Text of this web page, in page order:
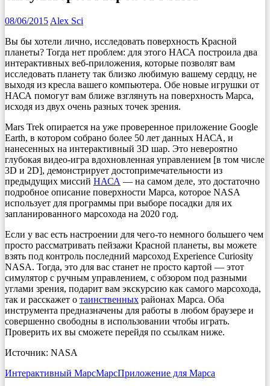
08/06/2015 Alex Sci
Вы бы хотели лично, исследовать поверхность Красной
планеты? Тогда нет проблем: для этого НАСА построила два
интерактивных веб-приложения, которые позволят вам
исследовать планету так близко любимую вашему сердцу, не
выходя из кресла вашего компьютера. Обе новые игрушки от
НАСА помогут вам ближе взглянуть на поверхность Марса,
исходя из двух очень разных точек зрения.
Mars Trek опирается на уже проверенное приложение Google
Earth, в котором собрано более 50 лет данных НАСА, и
нанесенных на интерактивный 3D шар. Это невероятно
глубокая видео-игра вдохновленная управлением [в том числе
3D и 2D], демонстрирует достопримечательности из
предыдущих миссий НАСА — на самом деле, это достаточно
подробное описание поверхности Марса, которое NASA
использует для программы при выборе посадки для их
запланированного марсохода на 2020 год.
Если у вас есть настроении для чего-то немного большего чем
просто рассматривать пейзажи Красной планеты, вы можете
взять под контроль последний марсоход Experience Curiosity
NASA. Тогда, это для вас станет не просто картой — этот
симулятор с ручным управлением, с обзором под разными
углами зрения, подарит вам экскурсию как самого марсохода,
так и расскажет о таинственных районах Марса. Оба
инструмента предназначены для работы в любом браузере и
совершенно свободны в использовании чтобы играть.
Проверить их вы сможете перейдя по ссылкам ниже.
Источник: NASA
Интерактивный МарсМарсПриложение для Марса